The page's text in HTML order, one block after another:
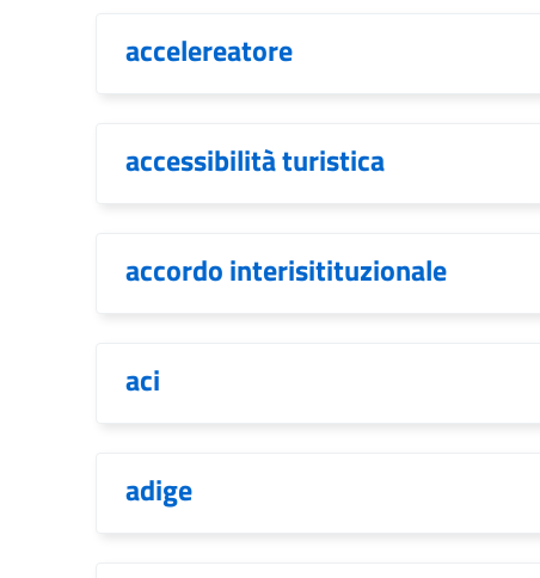
accelereatore
accessibilità turistica
accordo interisitituzionale
aci
adige